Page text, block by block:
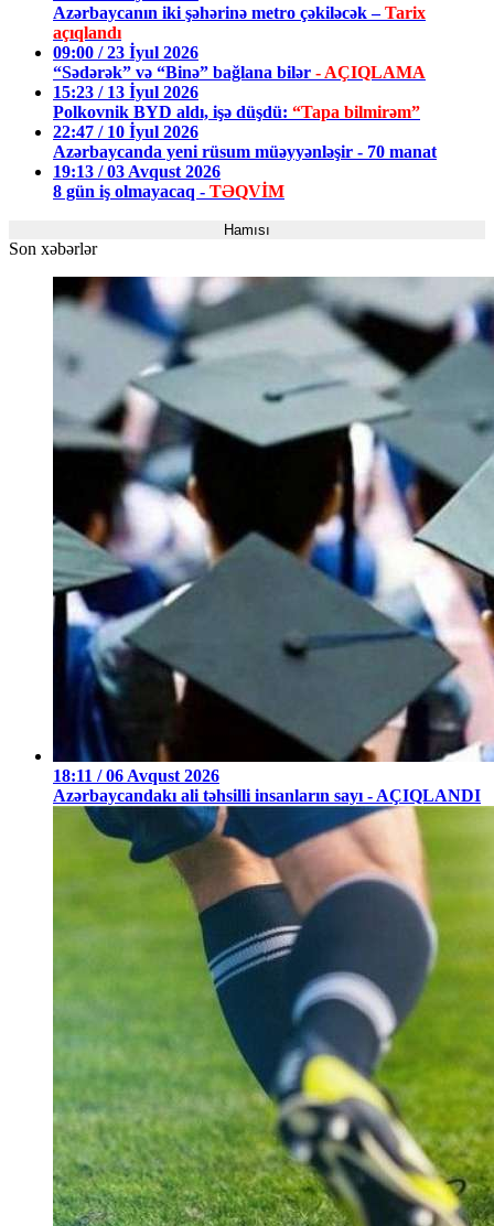
Azərbaycanın iki şəhərinə metro çəkiləcək –Tarix
açıqlandı
09:00 / 23 İyul 2026
“Sədərək” və “Binə” bağlana bilər - AÇIQLAMA
15:23 / 13 İyul 2026
Polkovnik BYD aldı, işə düşdü: “Tapa bilmirəm”
22:47 / 10 İyul 2026
Azərbaycanda yeni rüsum müəyyənləşir - 70 manat
19:13 / 03 Avqust 2026
8 gün iş olmayacaq - TƏQVİM
Hamısı
Son xəbərlər
18:11 / 06 Avqust 2026
Azərbaycandakı ali təhsilli insanların sayı - AÇIQLANDI